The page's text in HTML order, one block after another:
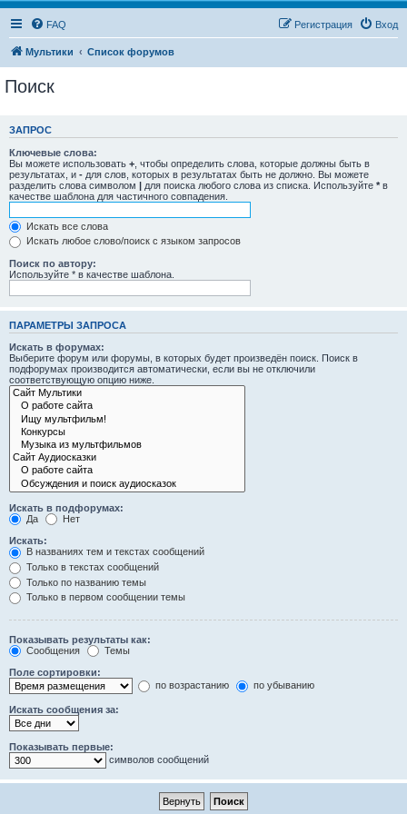
FAQ Вход
Регистрация
Мультики Список форумов
Поиск
ЗАПРОС
Ключевые слова:
Вы можете использовать + , чтобы определить слова, которые должны быть в
результатах, и - для слов, которых в результатах быть не должно. Вы можете
разделить слова символом | для поиска любого слова из списка. Используйте * в
качестве шаблона для частичного совпадения.
Искать все слова
Искать любое слово/поиск с языком запросов
Поиск по автору:
Используйте * в качестве шаблона.
ПАРАМЕТРЫ ЗАПРОСА
Искать в форумах:
Выберите форум или форумы, в которых будет произведён поиск. Поиск в
подфорумах производится автоматически, если вы не отключили
соответствующую опцию ниже.
Искать в подфорумах:
Да
Нет
Искать:
В названиях тем и текстах сообщений
Только в текстах сообщений
Только по названию темы
Только в первом сообщении темы
Показывать результаты как:
Сообщения
Темы
Поле сортировки:
по возрастанию
по убыванию
Искать сообщения за:
Показывать первые:
символов сообщений